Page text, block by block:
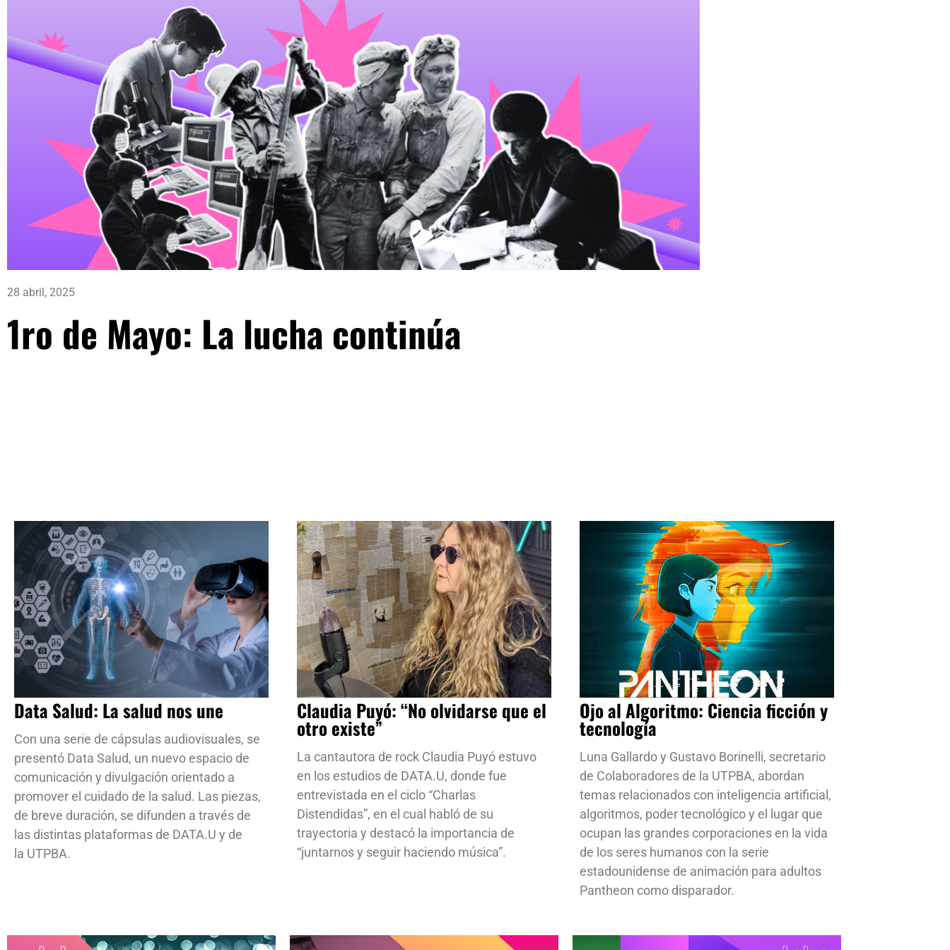
28 abril, 2025
1ro de Mayo: La lucha continúa
Data Salud: La salud nos une
Con una serie de cápsulas audiovisuales, se
presentó Data Salud, un nuevo espacio de
comunicación y divulgación orientado a
promover el cuidado de la salud. Las piezas,
de breve duración, se difunden a través de
las distintas plataformas de DATA.U y de
la UTPBA.
Claudia Puyó: “No olvidarse que el
otro existe”
La cantautora de rock Claudia Puyó estuvo
en los estudios de DATA.U, donde fue
entrevistada en el ciclo “Charlas
Distendidas”, en el cual habló de su
trayectoria y destacó la importancia de
“juntarnos y seguir haciendo música”.
Ojo al Algoritmo: Ciencia ficción y
tecnología
Luna Gallardo y Gustavo Borinelli, secretario
de Colaboradores de la UTPBA, abordan
temas relacionados con inteligencia artificial,
algoritmos, poder tecnológico y el lugar que
ocupan las grandes corporaciones en la vida
de los seres humanos con la serie
estadounidense de animación para adultos
Pantheon como disparador.